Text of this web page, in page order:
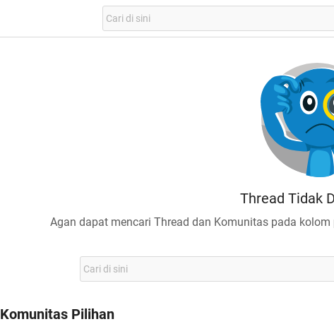
Thread Tidak
Agan dapat mencari Thread dan Komunitas pada
Komunitas Pilihan